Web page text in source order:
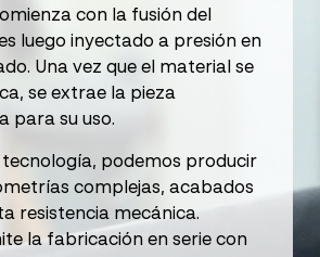
con la fusión del
luego inyectado a presión en
Una vez que el material se
se extrae la pieza
para su uso.
tecnología, podemos producir
complejas, acabados
resistencia mecánica.
la fabricación en serie con